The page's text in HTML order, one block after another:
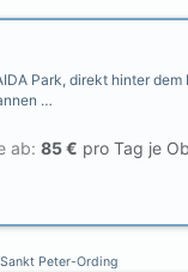
Park, direkt hinter
…
ab: 85 € pro Tag je
Peter-Ording